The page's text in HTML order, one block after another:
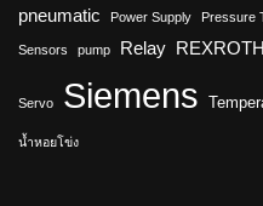
pneumatic Power Supply Pressure
Sensors pump Relay REXROTH
Servo Siemens
น้ำหอยโข่ง